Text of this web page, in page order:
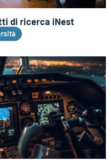
di ricerca iNest